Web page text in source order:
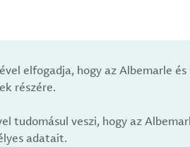
elfogadja, hogy az Albemarle
részére.
tudomásul veszi, hogy az
adatait.